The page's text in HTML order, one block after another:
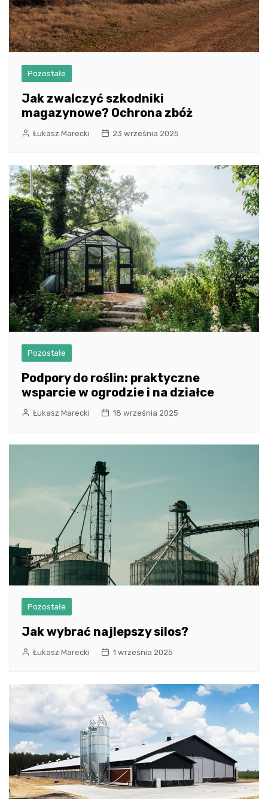
Pozostałe
Jak zwalczyć szkodniki
magazynowe? Ochrona zbóż
Łukasz Marecki 23 września 2025
Pozostałe
Podpory do roślin: praktyczne
wsparcie w ogrodzie i na działce
Łukasz Marecki 18 września 2025
Pozostałe
Jak wybrać najlepszy silos?
Łukasz Marecki 1 września 2025